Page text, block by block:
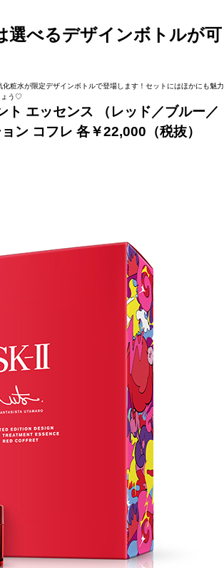
選べるデザインボトルが可
粧水が限定デザインボトルで登場します！セットにはほかにも魅力
ょう♡
エッセンス （レッド／ブルー／
ン コフレ 各￥22,000（税抜）